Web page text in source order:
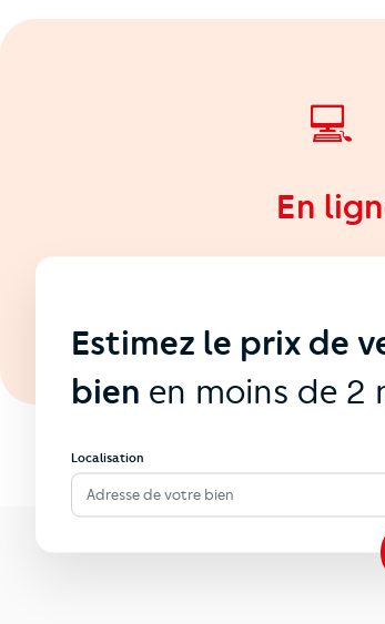
💻
En
Estimez le prix de
bien en moins de 2
Localisation
Adresse de votre bien